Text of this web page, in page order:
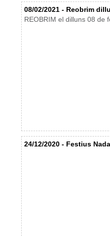
08/02/2021 - Reobrim
REOBRIM el dilluns 08 de
24/12/2020 - Festius